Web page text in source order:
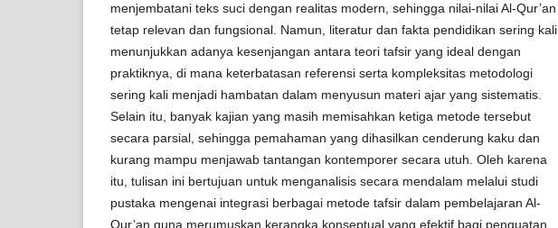
menjembatani teks suci dengan realitas modern, sehingga nilai-nilai Al-Qur’an
tetap relevan dan fungsional. Namun, literatur dan fakta pendidikan sering kali
menunjukkan adanya kesenjangan antara teori tafsir yang ideal dengan
praktiknya, di mana keterbatasan referensi serta kompleksitas metodologi
sering kali menjadi hambatan dalam menyusun materi ajar yang sistematis.
Selain itu, banyak kajian yang masih memisahkan ketiga metode tersebut
secara parsial, sehingga pemahaman yang dihasilkan cenderung kaku dan
kurang mampu menjawab tantangan kontemporer secara utuh. Oleh karena
itu, tulisan ini bertujuan untuk menganalisis secara mendalam melalui studi
pustaka mengenai integrasi berbagai metode tafsir dalam pembelajaran Al-
Qur’an guna merumuskan kerangka konseptual yang efektif bagi penguatan